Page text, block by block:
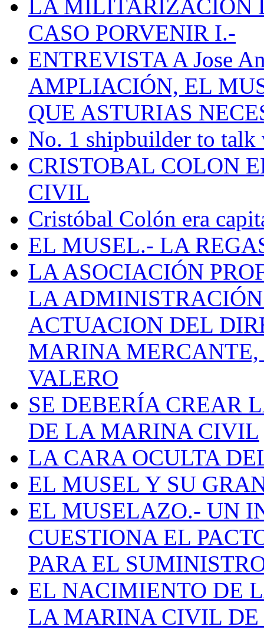
LA
CASO PORVENIR I.-
ENTREVISTA A Jose
AMPLIACIÓN, EL
QUE ASTURIAS
No. 1 shipbuilder to talk
CRISTOBAL COLON
CIVIL
Cristóbal Colón era
EL MUSEL.- LA
LA ASOCIACIÓN
LA
ACTUACION DEL
MARINA
VALERO
SE DEBERÍA CREAR
DE LA MARINA CIVIL
LA CARA OCULTA
EL MUSEL Y SU
EL MUSELAZO.- UN
CUESTIONA EL
PARA EL
EL NACIMIENTO DE
LA MARINA CIVIL DE